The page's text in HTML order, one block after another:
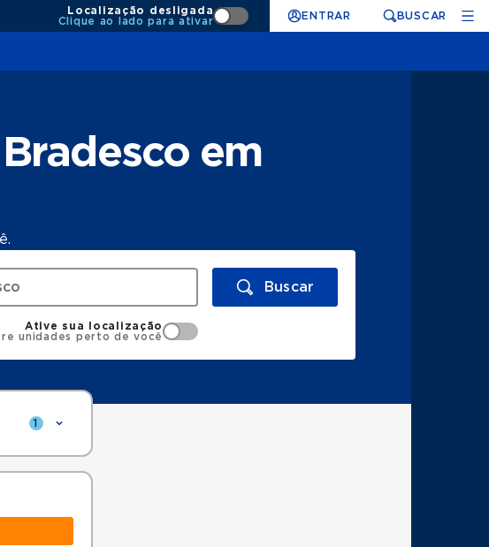
Localização desligada
Clique ao lado para ativar
ENTRAR BUSCAR
em
Buscar
Ative sua localização
unidades perto de você
1